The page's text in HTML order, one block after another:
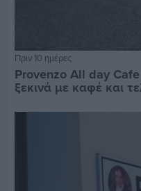
Πριν 10 ημέρες
Provenzo All day
ξεκινά με καφέ και